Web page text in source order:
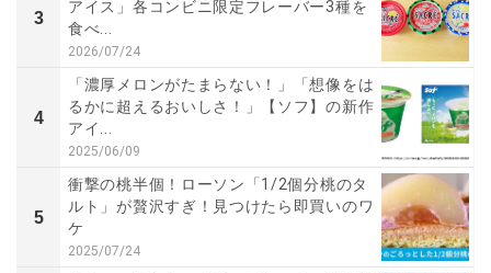
3
アイス」各コンビニ限定フレーバー3種を
食べ...
2026/07/24
4
「濃厚メロンがたまらない！」「想像をは
るかに超えるおいしさ！」【ソフ】の新作
アイ...
2025/06/09
5
衝撃の桃半個！ローソン「1/2個分桃のタ
ルト」が贅沢すぎ！見つけたら即買いのワ
ケ
2025/07/24